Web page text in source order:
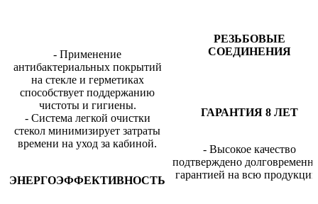
- Применение
антибактериальных покрытий
на стекле и герметиках
способствует поддержанию
чистоты и гигиены.
- Система легкой очистки
стекол минимизирует затраты
времени на уход за кабиной.
ЭНЕРГОЭФФЕКТИВНОСТЬ
РЕЗЬБОВЫЕ
СОЕДИНЕНИЯ
ГАРАНТИЯ 8 ЛЕТ
- Высокое качество
подтверждено
гарантией на всю